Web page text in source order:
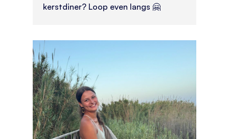
kerstdiner? Loop even langs 🤗